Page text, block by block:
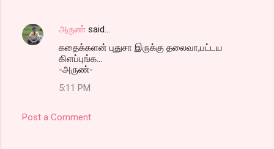
அருண் said…
கதைக்களன் புதுசா இருக்கு தலைவா,பட்டய
கிளப்புங்க...
-அருண்-
5:11 PM
Post a Comment